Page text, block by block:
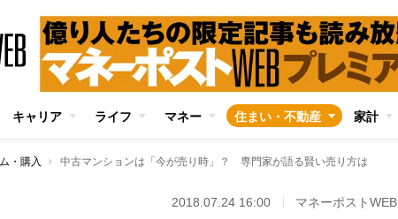
キャリア ライフ マネー 住まい・不動産 家計
・購入 中古マンションは「今が売り時」？ 専門家が語る賢い売り方は
2018.07.24 16:00 マネーポストWEB